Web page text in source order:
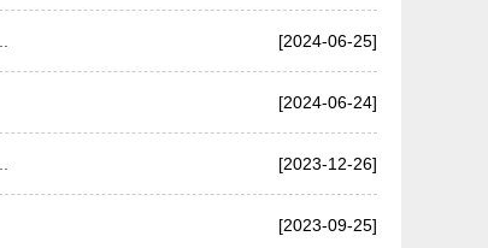
[2024-06-25]
[2024-06-24]
[2023-12-26]
[2023-09-25]